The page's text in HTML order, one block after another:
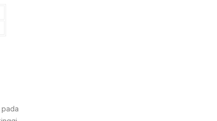
pada